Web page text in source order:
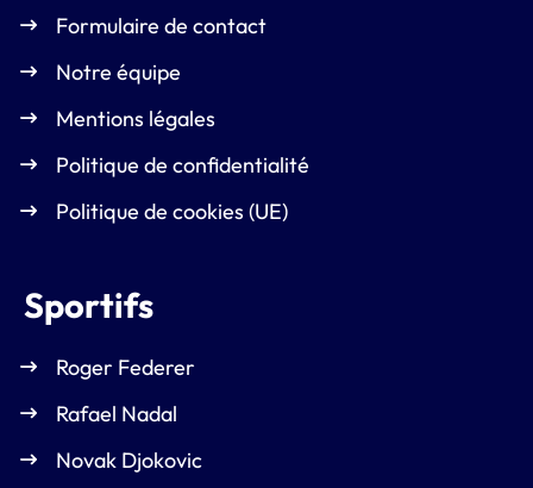
Formulaire de contact
Notre équipe
Mentions légales
Politique de confidentialité
Politique de cookies (UE)
Sportifs
Roger Federer
Rafael Nadal
Novak Djokovic